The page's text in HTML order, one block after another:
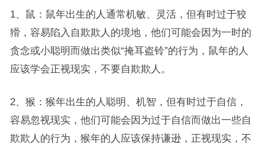
1、鼠：鼠年出生的人通常机敏、灵活，但有时过于狡
猾，容易陷入自欺欺人的境地，他们可能会因为一时的
贪念或小聪明而做出类似“掩耳盗铃”的行为，鼠年的人
应该学会正视现实，不要自欺欺人。
2、猴：猴年出生的人聪明、机智，但有时过于自信，
容易忽视现实，他们可能会因为过于自信而做出一些自
欺欺人的行为，猴年的人应该保持谦逊，正视现实，不